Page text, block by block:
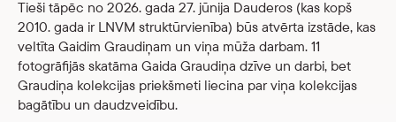
Tieši tāpēc no 2026. gada 27. jūnija Dauderos (kas kopš
2010. gada ir LNVM struktūrvienība) būs atvērta izstāde, kas
veltīta Gaidim Graudiņam un viņa mūža darbam. 11
fotogrāfijās skatāma Gaida Graudiņa dzīve un darbi, bet
Graudiņa kolekcijas priekšmeti liecina par viņa kolekcijas
bagātību un daudzveidību.